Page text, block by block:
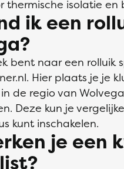
thermische isolatie en
ik een
bent naar een rolluik
Hier plaats je je
de regio van
Deze kun je
kunt inschakelen.
je een